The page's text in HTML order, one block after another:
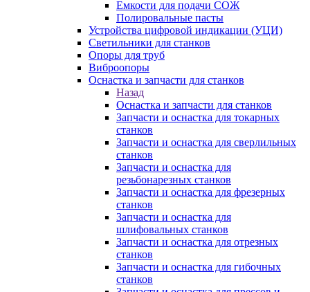
Емкости для подачи СОЖ
Полировальные пасты
Устройства цифровой индикации (УЦИ)
Светильники для станков
Опоры для труб
Виброопоры
Оснастка и запчасти для станков
Назад
Оснастка и запчасти для станков
Запчасти и оснастка для токарных
станков
Запчасти и оснастка для сверлильных
станков
Запчасти и оснастка для
резьбонарезных станков
Запчасти и оснастка для фрезерных
станков
Запчасти и оснастка для
шлифовальных станков
Запчасти и оснастка для отрезных
станков
Запчасти и оснастка для гибочных
станков